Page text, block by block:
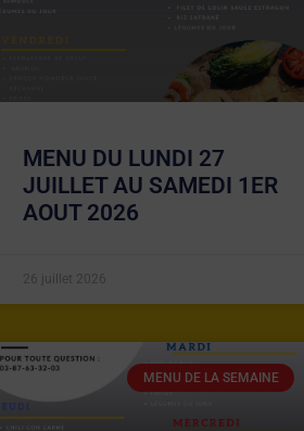
MENU DU LUNDI 27
JUILLET AU SAMEDI 1ER
AOUT 2026
26 juillet 2026
MENU DE LA SEMAINE